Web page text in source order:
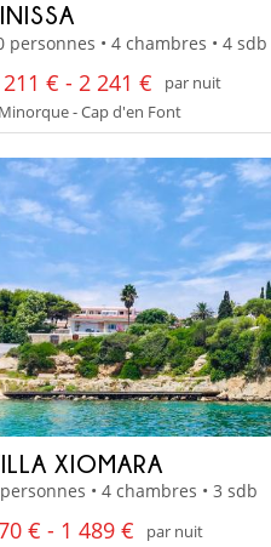
personnes • 4 chambres • 4 sdb
211 € - 2 241 €
par nuit
- Cap d'en Font
XIOMARA
• 4 chambres • 3 sdb
€ - 1 489 €
par nuit